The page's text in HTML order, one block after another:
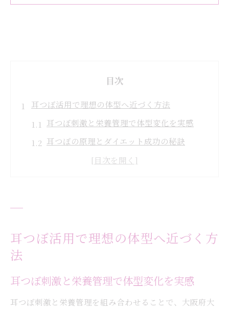
目次
耳つぼ活用で理想の体型へ近づく方法
耳つぼ刺激と栄養管理で体型変化を実感
耳つぼの原理とダイエット成功の秘訣
耳つぼで無理なく続ける体質改善のコツ
耳つぼと栄養素の組み合わせで健康美を追
理想の美しさに導く耳つぼダイエット法
耳つぼで実感する美容と健康の両立
耳つぼ活用で理想の体型へ近づく方
法
耳つぼ刺激と栄養管理で体型変化を実感
耳つぼ刺激と栄養管理を組み合わせることで、大阪府大